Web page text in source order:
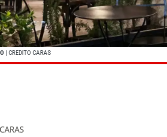
| CREDITO CARAS